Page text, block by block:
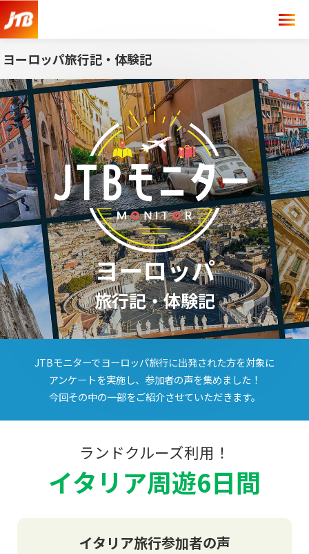
ヨーロッパ旅行記・体験記
ヨーロッパ
旅行記・体験記
JTBモニターでヨーロッパ旅行に出発された方を対象に
アンケートを実施し、参加者の声を集めました！
今回その中の一部をご紹介させていただきます。
ランドクルーズ利用！
イタリア周遊6日間
イタリア旅行参加者の声